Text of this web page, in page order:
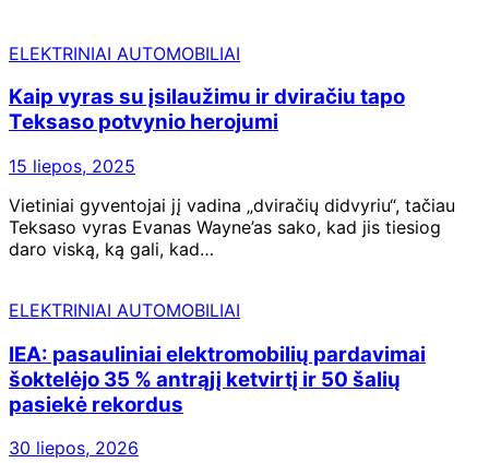
ELEKTRINIAI AUTOMOBILIAI
Kaip vyras su įsilaužimu ir dviračiu tapo
Teksaso potvynio herojumi
15 liepos, 2025
Vietiniai gyventojai jį vadina „dviračių didvyriu“, tačiau
Teksaso vyras Evanas Wayne’as sako, kad jis tiesiog
daro viską, ką gali, kad…
ELEKTRINIAI AUTOMOBILIAI
IEA: pasauliniai elektromobilių pardavimai
šoktelėjo 35 % antrąjį ketvirtį ir 50 šalių
pasiekė rekordus
30 liepos, 2026